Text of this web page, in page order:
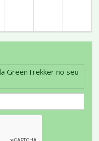
GreenTrekker no seu